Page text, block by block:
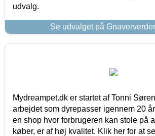
udvalg.
Se udvalget på
Mydreampet.dk er startet af Tonni
arbejdet som dyrepasser igennem 20
en shop hvor forbrugeren kan stole på
køber, er af høj kvalitet. Klik her for at